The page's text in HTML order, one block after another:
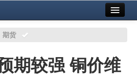
服务
期货
期较强 铜价维